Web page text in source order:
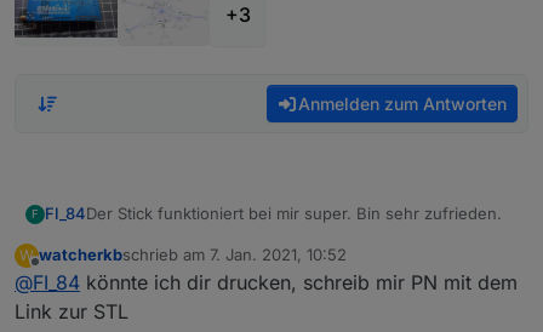
+3
Anmelden zum Antworten
F FI_84Der Stick funktioniert bei mir super. Bin sehr zufrieden.
@Knoddelsagte inCC2538+CC2592 PA Zigbee
Stick/Platine:
W
Offline
watcherkbschrieb am 7. Jan. 2021, 10:52
zuletzt editiert von
@FI_84 könnte ich dir drucken, schreib mir PN mit dem
Link zur STL